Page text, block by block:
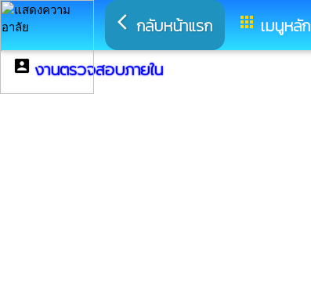
arrow_back_ios กลับหน้าแรก apps เมนูหลัก
account_box งานตรวจสอบภายใน